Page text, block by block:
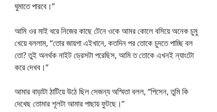
ঘুমাতে পারবে।”
আমি ওর মাই ধরে নিজের কাছে টেনে ওকে আমর কোলে বসিয়ে অনেক চুমু
খেয়ে বললাম, “তোর জায়গা এইখানে, কতদিন পর তোকে চুদতে পাচ্ছি বল
তো? তুই অনর্থক নাইট ড্রেসটা পরেছিস, আমি ত তোকে এখনই ন্যাংটো
করে দেখব।”
আমার বাড়াটা ঠাটিয়ে উঠে ছিল সেজন্য অস্মিতা বলল, “পিসেন, তুমি কি
দেখেছ তোমার শূলটা আমার পাছায় ফুটছে।”